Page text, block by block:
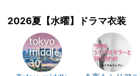
2026夏【水曜】ドラマ衣装